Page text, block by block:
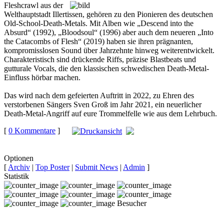
Fleshcrawl aus der
Welthauptstadt Illertissen, gehören zu den Pionieren des deutschen
Old-School-Death-Metals. Mit Alben wie „Descend into the
Absurd“ (1992), „Bloodsoul“ (1996) aber auch dem neueren „Into
the Catacombs of Flesh“ (2019) haben sie ihren prägnanten,
kompromisslosen Sound über Jahrzehnte hinweg weiterentwickelt.
Charakteristisch sind drückende Riffs, präzise Blastbeats und
gutturale Vocals, die den klassischen schwedischen Death-Metal-
Einfluss hörbar machen.
Das wird nach dem gefeierten Auftritt in 2022, zu Ehren des
verstorbenen Sängers Sven Groß im Jahr 2021, ein neuerlicher
Death-Metal-Angriff auf eure Trommelfelle wie aus dem Lehrbuch.
[ 0 Kommentare ]
Optionen
[ Archiv | Top Poster| Submit News | Admin ]
Statistik
Besucher